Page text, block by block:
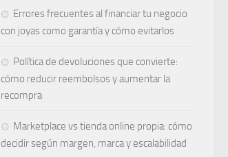
Errores frecuentes al financiar tu negocio
con joyas como garantía y cómo evitarlos
Política de devoluciones que convierte:
cómo reducir reembolsos y aumentar la
recompra
Marketplace vs tienda online propia: cómo
decidir según margen, marca y escalabilidad